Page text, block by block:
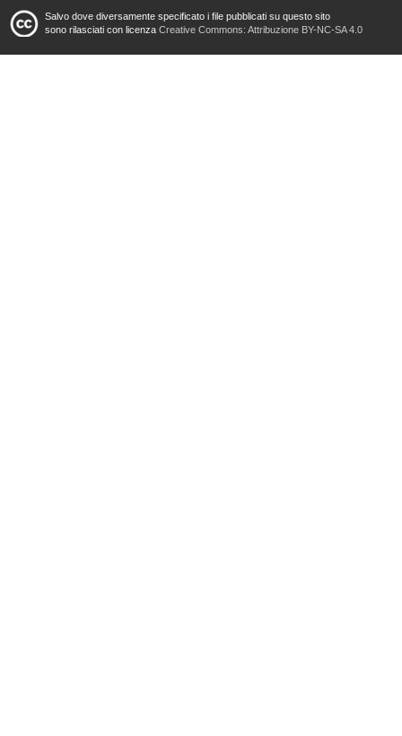
Salvo dove diversamente specificato i file pubblicati su questo sito
sono rilasciati con licenza Creative Commons: Attribuzione BY-NC-SA 4.0